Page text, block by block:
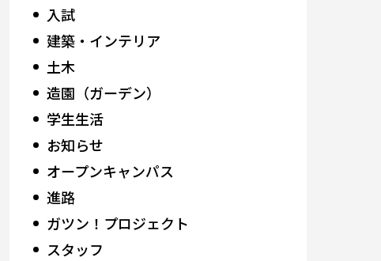
入試
建築・インテリア
土木
造園（ガーデン）
学生生活
お知らせ
オープンキャンパス
進路
ガツン！プロジェクト
スタッフ